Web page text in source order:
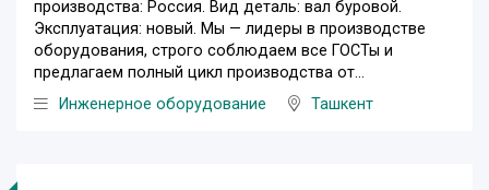
производства: Россия. Вид деталь: вал буровой.
Эксплуатация: новый. Мы — лидеры в производстве
оборудования, строго соблюдаем все ГОСТы и
предлагаем полный цикл производства от...
Инженерное оборудование
Ташкент